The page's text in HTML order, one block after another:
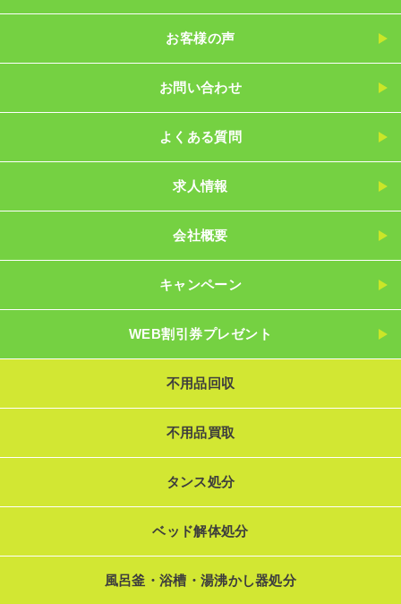
お客様の声
お問い合わせ
よくある質問
求人情報
会社概要
キャンペーン
WEB割引券プレゼント
不用品回収
不用品買取
タンス処分
ベッド解体処分
風呂釜・浴槽・湯沸かし器処分